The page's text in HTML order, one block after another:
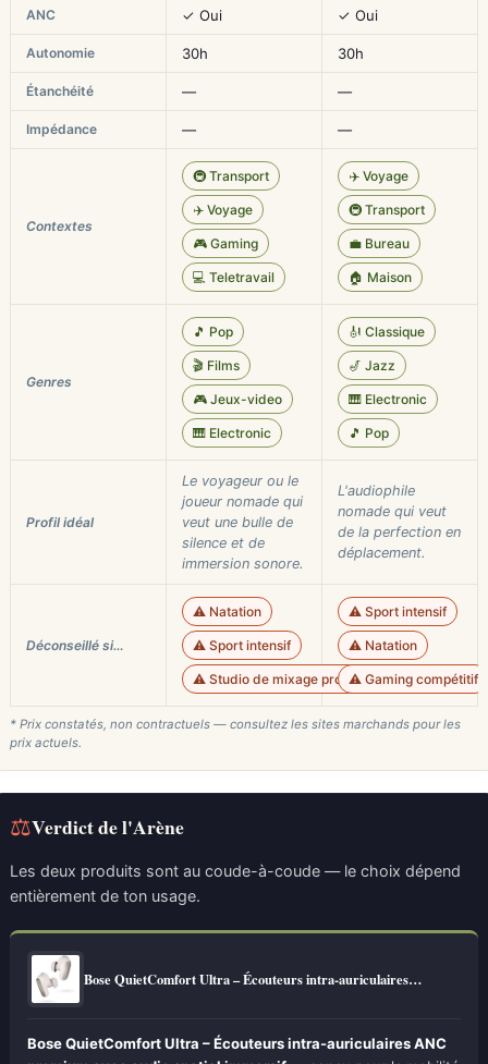
ANC ✓ Oui ✓ Oui
Autonomie 30h 30h
Étanchéité — —
Impédance — —
Contextes
🚇 Transport
✈️ Voyage
🎮 Gaming
💻 Teletravail
✈️ Voyage
🚇 Transport
💼 Bureau
🏠 Maison
Genres
🎵 Pop
🎬 Films
🎮 Jeux-video
🎹 Electronic
🎻 Classique
🎷 Jazz
🎹 Electronic
🎵 Pop
Profil idéal
Le voyageur ou le
joueur nomade qui
veut une bulle de
silence et de
immersion sonore.
L'audiophile
nomade qui veut
de la perfection en
déplacement.
Déconseillé si…
⚠️ Natation
⚠️ Sport intensif
⚠️ Studio de mixage professionnel
⚠️ Sport intensif
⚠️ Natation
⚠️ Gaming compétitif
* Prix constatés, non contractuels — consultez les sites marchands pour les
prix actuels.
⚖Verdict de l'Arène
Les deux produits sont au coude-à-coude — le choix dépend
entièrement de ton usage.
Bose QuietComfort Ultra – Écouteurs intra-auriculaires…
Bose QuietComfort Ultra – Écouteurs intra-auriculaires ANC